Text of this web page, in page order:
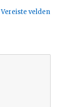
Vereiste velden